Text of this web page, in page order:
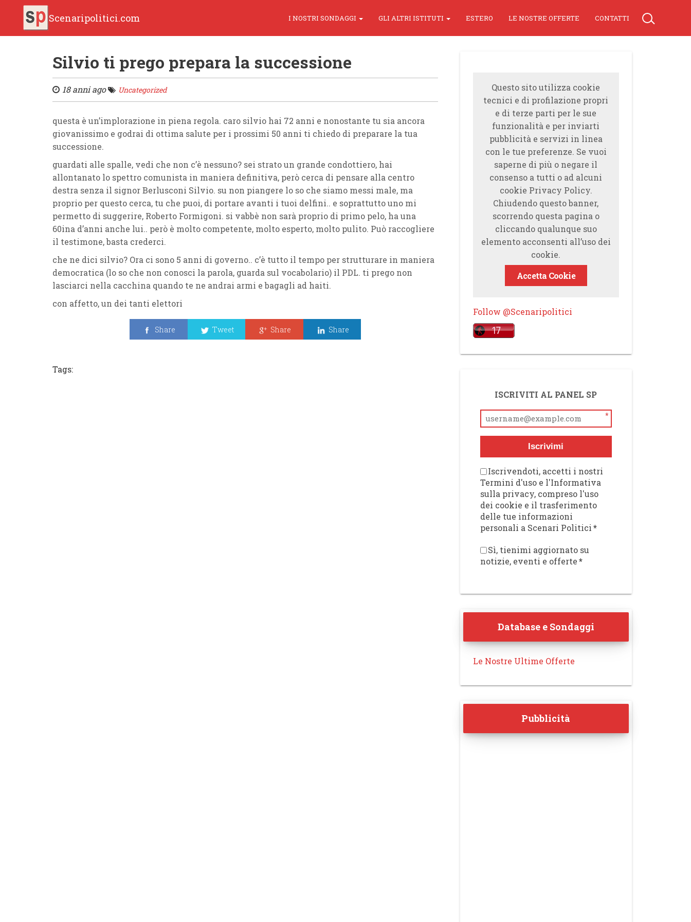
Scenaripolitici.com I NOSTRI SONDAGGI GLI ALTRI ISTITUTI ESTERO LE NOSTRE OFFERTE CONTATTI
Silvio ti prego prepara la successione
18 anni ago Uncategorized
questa è un’implorazione in piena regola. caro silvio hai 72 anni e nonostante tu sia ancora
giovanissimo e godrai di ottima salute per i prossimi 50 anni ti chiedo di preparare la tua
successione.
guardati alle spalle, vedi che non c’è nessuno? sei strato un grande condottiero, hai
allontanato lo spettro comunista in maniera definitiva, però cerca di pensare alla centro
destra senza il signor Berlusconi Silvio. su non piangere lo so che siamo messi male, ma
proprio per questo cerca, tu che puoi, di portare avanti i tuoi delfini.. e soprattutto uno mi
permetto di suggerire, Roberto Formigoni. si vabbè non sarà proprio di primo pelo, ha una
60ina d’anni anche lui.. però è molto competente, molto esperto, molto pulito. Può raccogliere
il testimone, basta crederci.
che ne dici silvio? Ora ci sono 5 anni di governo.. c’è tutto il tempo per strutturare in maniera
democratica (lo so che non conosci la parola, guarda sul vocabolario) il PDL. ti prego non
lasciarci nella cacchina quando te ne andrai armi e bagagli ad haiti.
con affetto, un dei tanti elettori
Share Tweet Share Share
Tags:
Questo sito utilizza cookie
tecnici e di profilazione propri
e di terze parti per le sue
funzionalità e per inviarti
pubblicità e servizi in linea
con le tue preferenze. Se vuoi
saperne di più o negare il
consenso a tutti o ad alcuni
cookie Privacy Policy.
Chiudendo questo banner,
scorrendo questa pagina o
cliccando qualunque suo
elemento acconsenti all’uso dei
cookie.
Accetta Cookie
Follow @Scenaripolitici
ISCRIVITI AL PANEL SP
*
Iscrivimi
Iscrivendoti, accetti i nostri
Termini d'uso e l'Informativa
sulla privacy, compreso l'uso
dei cookie e il trasferimento
delle tue informazioni
personali a Scenari Politici*
Sì, tienimi aggiornato su
notizie, eventi e offerte*
Database e Sondaggi
Le Nostre Ultime Offerte
Pubblicità